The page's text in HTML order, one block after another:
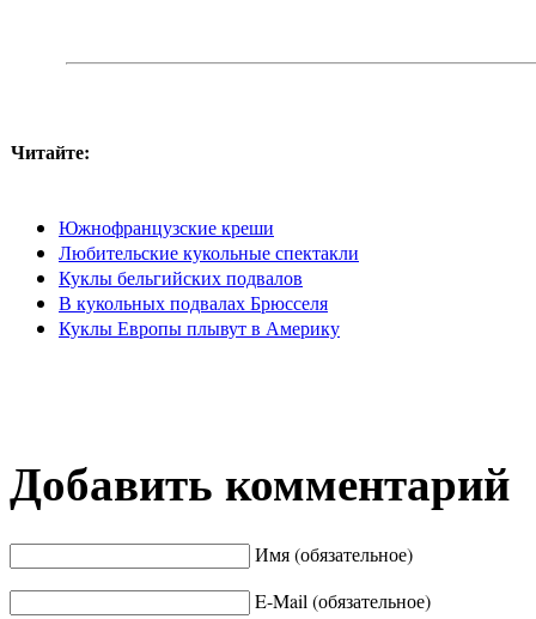
Читайте:
Южнофранцузские креши
Любительские кукольные спектакли
Куклы бельгийских подвалов
В кукольных подвалах Брюсселя
Куклы Европы плывут в Америку
Добавить комментарий
Имя (обязательное)
E-Mail (обязательное)